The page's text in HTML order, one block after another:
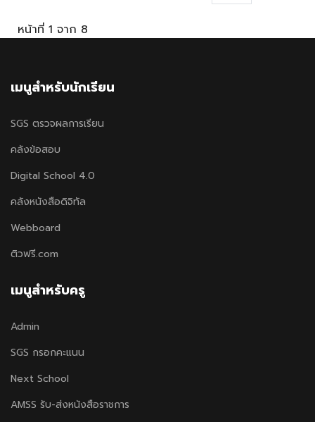
หน้าที่ 1 จาก 8
เมนูสำหรับนักเรียน
SGS ตรวจผลการเรียน
คลังข้อสอบ
Digital School 4.0
คลังหนังสือดิจิทัล
Webboard
ติวฟรี.com
เมนูสำหรับครู
Admin
SGS กรอกคะแนน
Next School
AMSS รับ-ส่งหนังสือราชการ